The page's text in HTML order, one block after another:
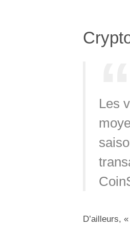
Les
D’ailleurs, «